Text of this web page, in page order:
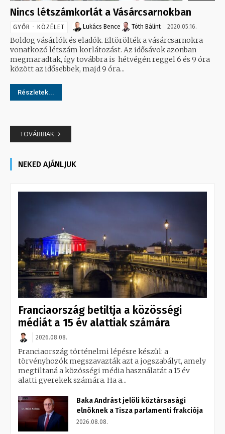
Nincs létszámkorlát a Vásárcsarnokban
GYŐR - KÖZÉLET Lukács Bence Tóth Bálint 2020.05.16.
Boldog vásárlók és eladók. Eltörölték a vásárcsarnokra
vonatkozó létszám korlátozást. Az idősávok azonban
megmaradtak, így továbbra is hétvégén reggel 6 és 9 óra
között az idősebbek, majd 9 óra...
Részletek...
TOVÁBBIAK
NEKED AJÁNLJUK
Franciaország betiltja a közösségi
médiát a 15 év alattiak számára
2026.08.08.
Franciaország történelmi lépésre készül: a
törvényhozók megszavazták azt a jogszabályt, amely
megtiltaná a közösségi média használatát a 15 év
alatti gyerekek számára. Ha a...
Baka Andrást jelöli köztársasági
elnöknek a Tisza parlamenti frakciója
2026.08.08.